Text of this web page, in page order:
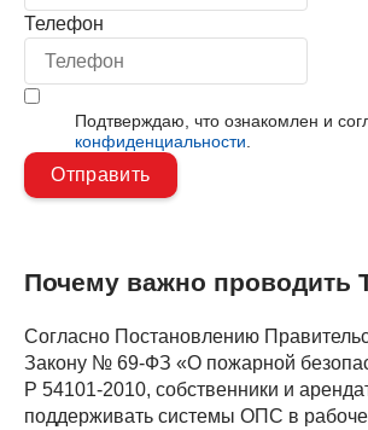
Телефон
Подтверждаю, что ознакомлен и
конфиденциальности
Почему важно проводить
Согласно Постановлению
Закону № 69-ФЗ «О пожарной
Р 54101-2010, собственники и
поддерживать системы ОПС в